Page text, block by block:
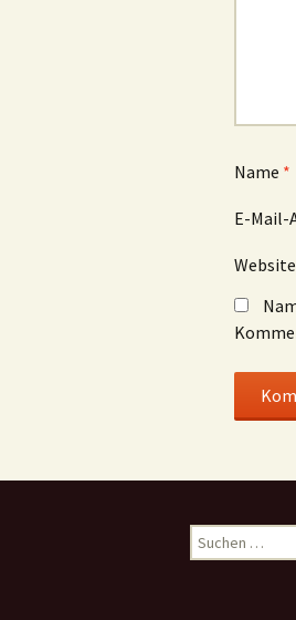
Name *
E-Mail-
Website
Suchen
nach: